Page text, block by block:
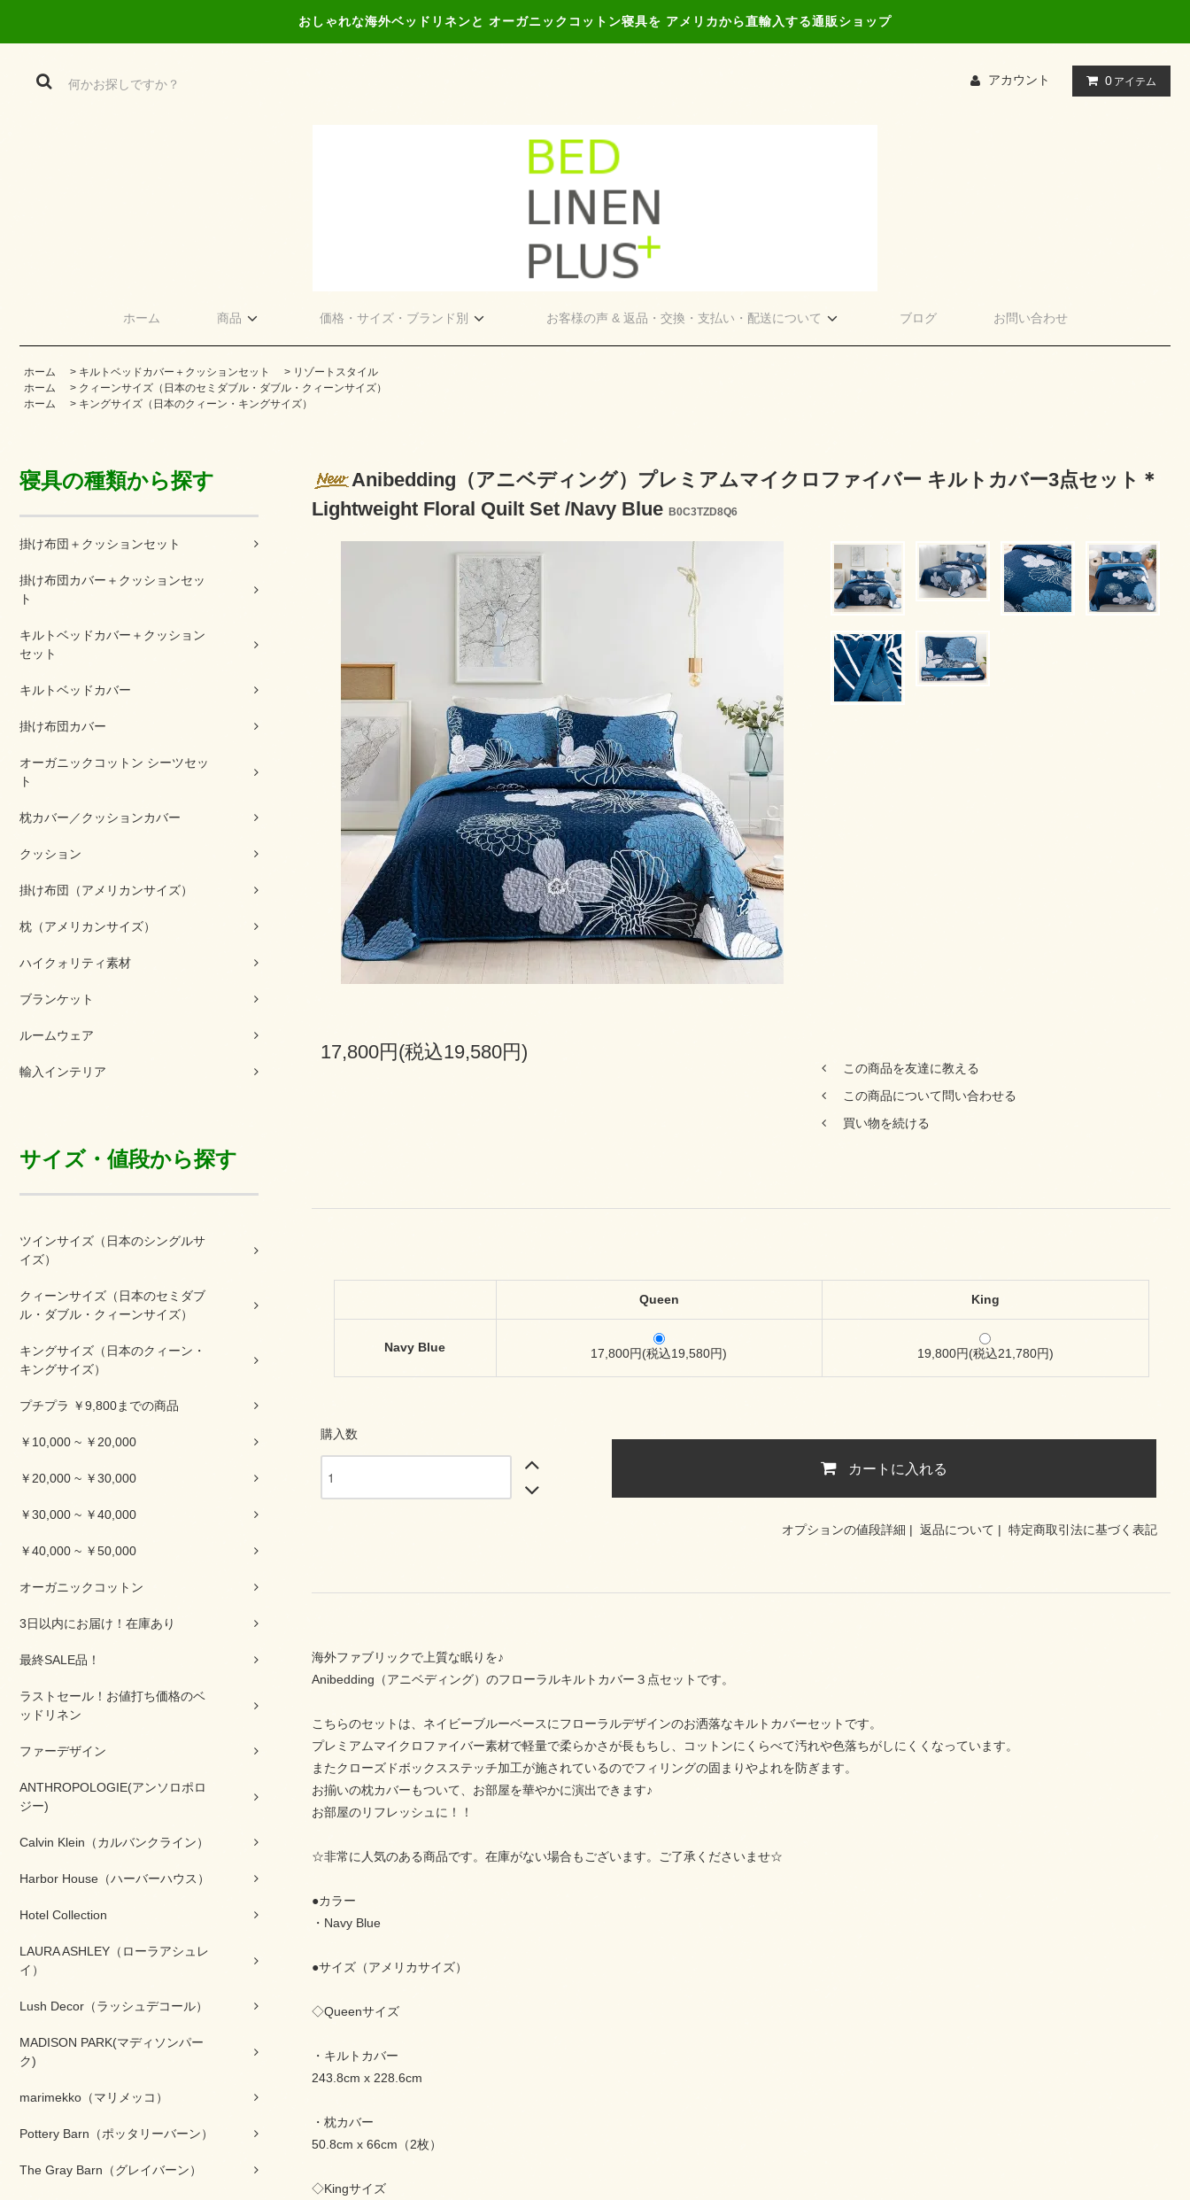
おしゃれな海外ベッドリネンと オーガニックコットン寝具を アメリカから直輸入する通販ショップ
アカウント 0 アイテム
ホーム 商品 価格・サイズ・ブランド別 お客様の声 & 返品・交換・支払い・配送について ブログ お問い合わせ
ホーム > キルトベッドカバー＋クッションセット > リゾートスタイル
ホーム
> クィーンサイズ（日本のセミダブル・ダブル・クィーンサイズ）
ホーム
> キングサイズ（日本のクィーン・キングサイズ）
寝具の種類から探す
掛け布団＋クッションセット
掛け布団カバー＋クッションセッ
ト
キルトベッドカバー＋クッション
セット
キルトベッドカバー
掛け布団カバー
オーガニックコットン シーツセッ
ト
枕カバー／クッションカバー
クッション
掛け布団（アメリカンサイズ）
枕（アメリカンサイズ）
ハイクォリティ素材
ブランケット
ルームウェア
輸入インテリア
サイズ・値段から探す
ツインサイズ（日本のシングルサ
イズ）
クィーンサイズ（日本のセミダブ
ル・ダブル・クィーンサイズ）
キングサイズ（日本のクィーン・
キングサイズ）
プチプラ ￥9,800までの商品
￥10,000 ~ ￥20,000
￥20,000 ~ ￥30,000
￥30,000 ~ ￥40,000
￥40,000 ~ ￥50,000
オーガニックコットン
3日以内にお届け！在庫あり
最終SALE品！
ラストセール！お値打ち価格のベ
ッドリネン
ファーデザイン
ANTHROPOLOGIE(アンソロポロ
ジー)
Calvin Klein（カルバンクライン）
Harbor House（ハーバーハウス）
Hotel Collection
LAURA ASHLEY（ローラアシュレ
イ）
Lush Decor（ラッシュデコール）
MADISON PARK(マディソンパー
ク)
marimekko（マリメッコ）
Pottery Barn（ポッタリーバーン）
The Gray Barn（グレイバーン）
Anibedding（アニベディング）プレミアムマイクロファイバー キルトカバー3点セット＊
Lightweight Floral Quilt Set /Navy Blue B0C3TZD8Q6
17,800円(税込19,580円)
この商品を友達に教える
この商品について問い合わせる
買い物を続ける
Queen King
Navy Blue 17,800円(税込19,580円) 19,800円(税込21,780円)
購入数
カートに入れる
オプションの値段詳細 | 返品について | 特定商取引法に基づく表記
海外ファブリックで上質な眠りを♪
Anibedding（アニベディング）のフローラルキルトカバー３点セットです。
こちらのセットは、ネイビーブルーベースにフローラルデザインのお洒落なキルトカバーセットです。
プレミアムマイクロファイバー素材で軽量で柔らかさが長もちし、コットンにくらべて汚れや色落ちがしにくくなっています。
またクローズドボックスステッチ加工が施されているのでフィリングの固まりやよれを防ぎます。
お揃いの枕カバーもついて、お部屋を華やかに演出できます♪
お部屋のリフレッシュに！！
☆非常に人気のある商品です。在庫がない場合もございます。ご了承くださいませ☆
●カラー
・Navy Blue
●サイズ（アメリカサイズ）
◇Queenサイズ
・キルトカバー
243.8cm x 228.6cm
・枕カバー
50.8cm x 66cm（2枚）
◇Kingサイズ